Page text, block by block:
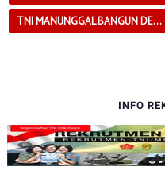
TNI MANUNGGAL BANGUN DESA
INFO